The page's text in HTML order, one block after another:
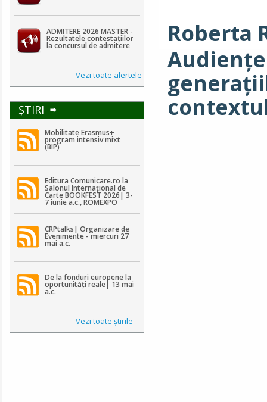
ADMITERE 2026 MASTER -
Rezultatele contestaţiilor
la concursul de admitere
Vezi toate alertele
ŞTIRI
Mobilitate Erasmus+
program intensiv mixt
(BIP)
Editura Comunicare.ro la
Salonul Internațional de
Carte BOOKFEST 2026| 3-
7 iunie a.c., ROMEXPO
CRPtalks| Organizare de
Evenimente - miercuri 27
mai a.c.
De la fonduri europene la
oportunități reale| 13 mai
a.c.
Vezi toate ştirile
Roberta